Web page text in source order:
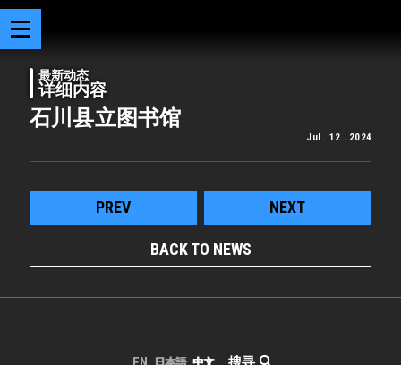
最新动态
详细内容
石川县立图书馆
Jul . 12 . 2024
PREV NEXT
BACK TO NEWS
日本語 中文